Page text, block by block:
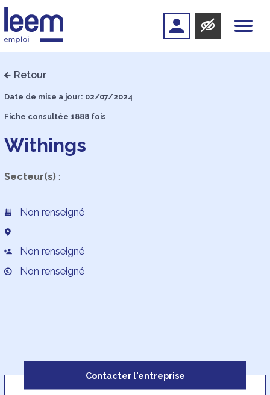
Retour
Date de mise a jour: 02/07/2024
Fiche consultée 1888 fois
Withings
Secteur(s):
Non renseigné
Non renseigné
Non renseigné
Contacter l'entreprise